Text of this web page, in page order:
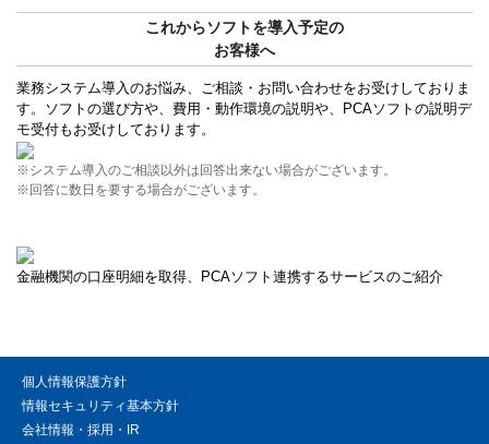
これからソフトを導入予定の
お客様へ
業務システム導入のお悩み、ご相談・お問い合わせをお受けしておりま
す。ソフトの選び方や、費用・動作環境の説明や、PCAソフトの説明デ
モ受付もお受けしております。
※システム導入のご相談以外は回答出来ない場合がございます。
※回答に数日を要する場合がございます。
金融機関の口座明細を取得、PCAソフト連携するサービスのご紹介
個人情報保護方針
情報セキュリティ基本方針
会社情報・採用・IR